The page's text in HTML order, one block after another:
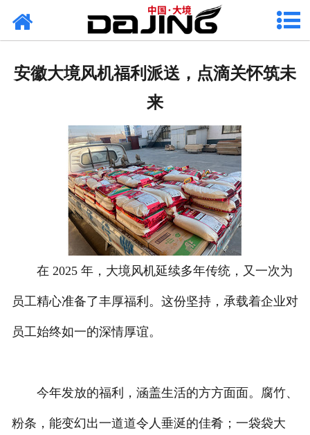
网站首页
应用案例
服务支持
风机知识
新闻中心
联系我们
安徽大境风机福利派送，点滴关怀筑未
来
在 2025 年，大境风机延续多年传统，又一次为
员工精心准备了丰厚福利。这份坚持，承载着企业对
员工始终如一的深情厚谊。
今年发放的福利，涵盖生活的方方面面。腐竹、
粉条，能变幻出一道道令人垂涎的佳肴；一袋袋大